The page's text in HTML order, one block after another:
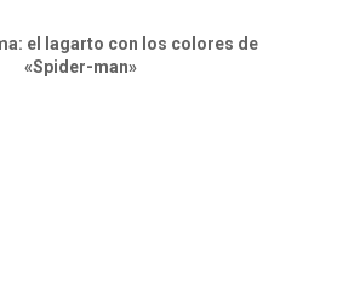
el lagarto con los colores de
«Spider-man»